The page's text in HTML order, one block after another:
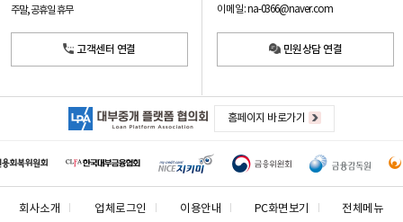
주말, 공휴일 휴무
고객센터 연결
이메일: na-0366@naver.com
민원상담 연결
홈페이지 바로가기
회사소개 업체로그인 이용안내 PC화면보기 전체메뉴